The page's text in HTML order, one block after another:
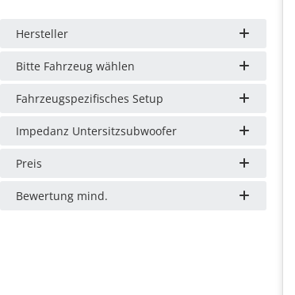
Hersteller
Bitte Fahrzeug wählen
Fahrzeugspezifisches Setup
Impedanz Untersitzsubwoofer
Preis
Bewertung mind.